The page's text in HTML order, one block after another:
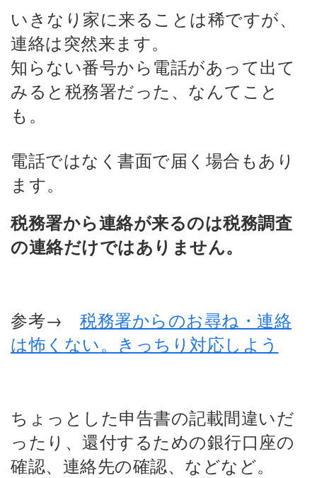
いきなり家に来ることは稀ですが、
連絡は突然来ます。
知らない番号から電話があって出て
みると税務署だった、なんてこと
も。
電話ではなく書面で届く場合もあり
ます。
税務署から連絡が来るのは税務調査
の連絡だけではありません。
参考→ 税務署からのお尋ね・連絡
は怖くない。きっちり対応しよう
ちょっとした申告書の記載間違いだ
ったり、 還付するための銀行口座の
確認、 連絡先の確認、な どなど。